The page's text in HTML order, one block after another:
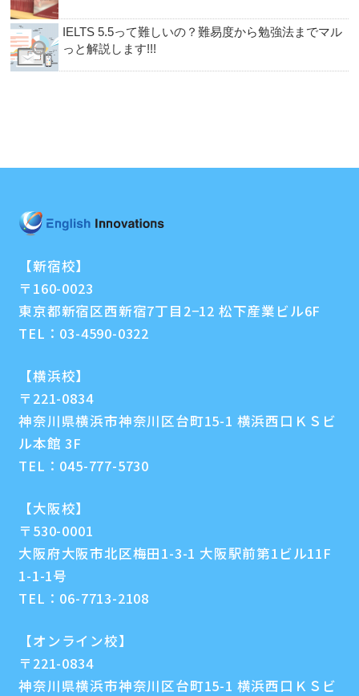
IELTS 5.5って難しいの？難易度から勉強法までマル
っと解説します!!!
【新宿校】
〒160-0023
東京都新宿区西新宿7丁目2−12 松下産業ビル6F
TEL： 03-4590-0322
【横浜校】
〒221-0834
神奈川県横浜市神奈川区台町15-1 横浜西口ＫＳビ
ル本館 3F
TEL： 045-777-5730
【大阪校】
〒530-0001
大阪府大阪市北区梅田1-3-1 大阪駅前第1ビル11F
1-1-1号
TEL： 06-7713-2108
【オンライン校】
〒221-0834
神奈川県横浜市神奈川区台町15-1 横浜西口ＫＳビ